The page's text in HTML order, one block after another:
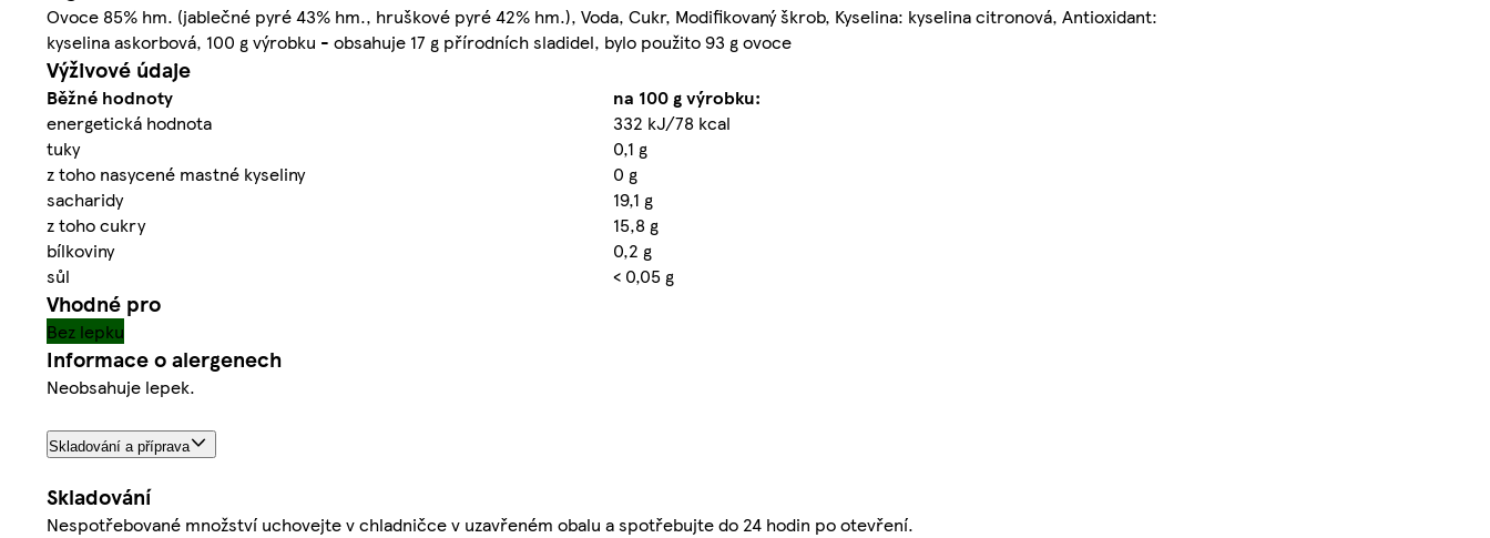
Ovoce 85% hm. (jablečné pyré 43% hm., hruškové pyré 42% hm.), Voda, Cukr, Modifikovaný škrob, Kyselina: kyselina citronová, Antioxidant:
kyselina askorbová, 100 g výrobku - obsahuje 17 g přírodních sladidel, bylo použito 93 g ovoce
Výživové údaje
Běžné hodnoty
na 100 g výrobku:
energetická hodnota
332 kJ/78 kcal
tuky
0,1 g
z toho nasycené mastné kyseliny
0 g
sacharidy
19,1 g
z toho cukry
15,8 g
bílkoviny
0,2 g
sůl
< 0,05 g
Vhodné pro
Bez lepku
Informace o alergenech
Neobsahuje lepek.
Skladování a příprava
Skladování
Nespotřebované množství uchovejte v chladničce v uzavřeném obalu a spotřebujte do 24 hodin po otevření.